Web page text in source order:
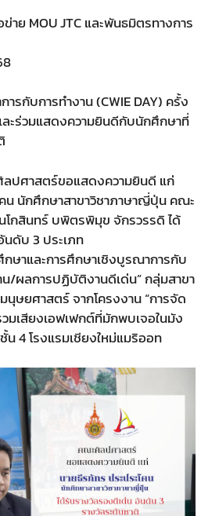
าย MOU JTC และพันธมิตรทางการ
รกับการทำงาน (CWIE DAY) ครั้ง
ละร่วมแสดงความยินดีกับนักศึกษาที่
ปศาสตร์ขอแสดงความยินดี แก่
น นักศึกษาสาขาวิชาภาษาญี่ปุ่น คณะ
กสินทร์ บพิตรพิมุข จักรวรรดิ ได้
ดับ 3 ประเภท
าและการศึกษาเชิงบูรณาการกับ
น/ผลการปฏิบัติงานดีเด่น” กลุ่มสาขา
นุษยศาสตร์ จากโครงงาน “การจัด
มเสียงเอฟเฟกต์ที่มักพบเจอในมัง
4 โรงแรมเชียงใหม่แมริออท